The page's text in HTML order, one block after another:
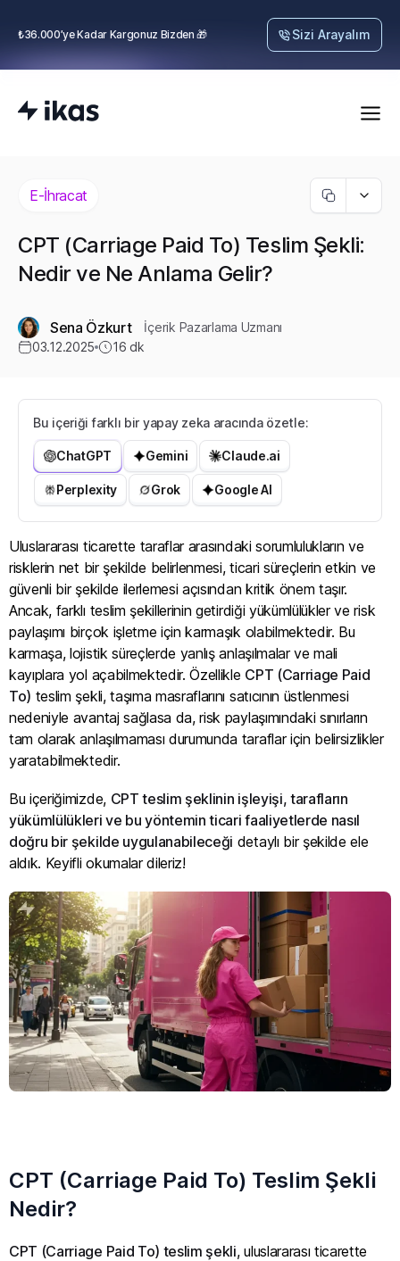
₺36.000’ye Kadar Kargonuz Bizden 🎁 Sizi Arayalım
E-İhracat
CPT (Carriage Paid To) Teslim Şekli:
Nedir ve Ne Anlama Gelir?
Sena Özkurt
İçerik Pazarlama Uzmanı
03.12.2025
16 dk
Bu içeriği farklı bir yapay zeka aracında özetle:
ChatGPT Gemini Claude.ai
Perplexity Grok Google AI
Uluslararası ticarette taraflar arasındaki sorumlulukların ve
risklerin net bir şekilde belirlenmesi, ticari süreçlerin etkin ve
güvenli bir şekilde ilerlemesi açısından kritik önem taşır.
Ancak, farklı teslim şekillerinin getirdiği yükümlülükler ve risk
paylaşımı birçok işletme için karmaşık olabilmektedir. Bu
karmaşa, lojistik süreçlerde yanlış anlaşılmalar ve mali
kayıplara yol açabilmektedir. Özellikle CPT (Carriage Paid
To) teslim şekli, taşıma masraflarını satıcının üstlenmesi
nedeniyle avantaj sağlasa da, risk paylaşımındaki sınırların
tam olarak anlaşılmaması durumunda taraflar için belirsizlikler
yaratabilmektedir.
Bu içeriğimizde, CPT teslim şeklinin işleyişi, tarafların
yükümlülükleri ve bu yöntemin ticari faaliyetlerde nasıl
doğru bir şekilde uygulanabileceği detaylı bir şekilde ele
aldık. Keyifli okumalar dileriz!
CPT (Carriage Paid To) Teslim Şekli
Nedir?
CPT (Carriage Paid To) teslim şekli, uluslararası ticarette